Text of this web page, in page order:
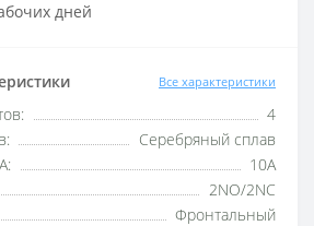
дней
Все характеристики
4
Серебряный сплав
10А
2NO/2NC
Фронтальный